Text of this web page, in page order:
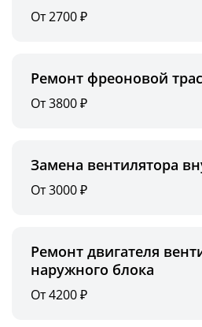
От 2700 ₽
Ремонт фреоновой
От 3800 ₽
Замена вентилятора
От 3000 ₽
Ремонт двигателя
наружного блока
От 4200 ₽